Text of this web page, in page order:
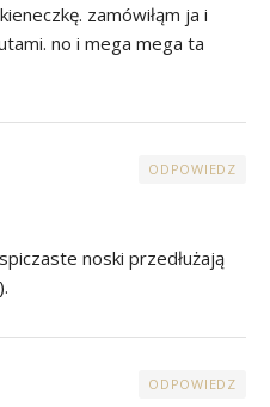
zamówiłąm ja i
no i mega mega ta
ODPOWIEDZ
noski przedłużają
ODPOWIEDZ